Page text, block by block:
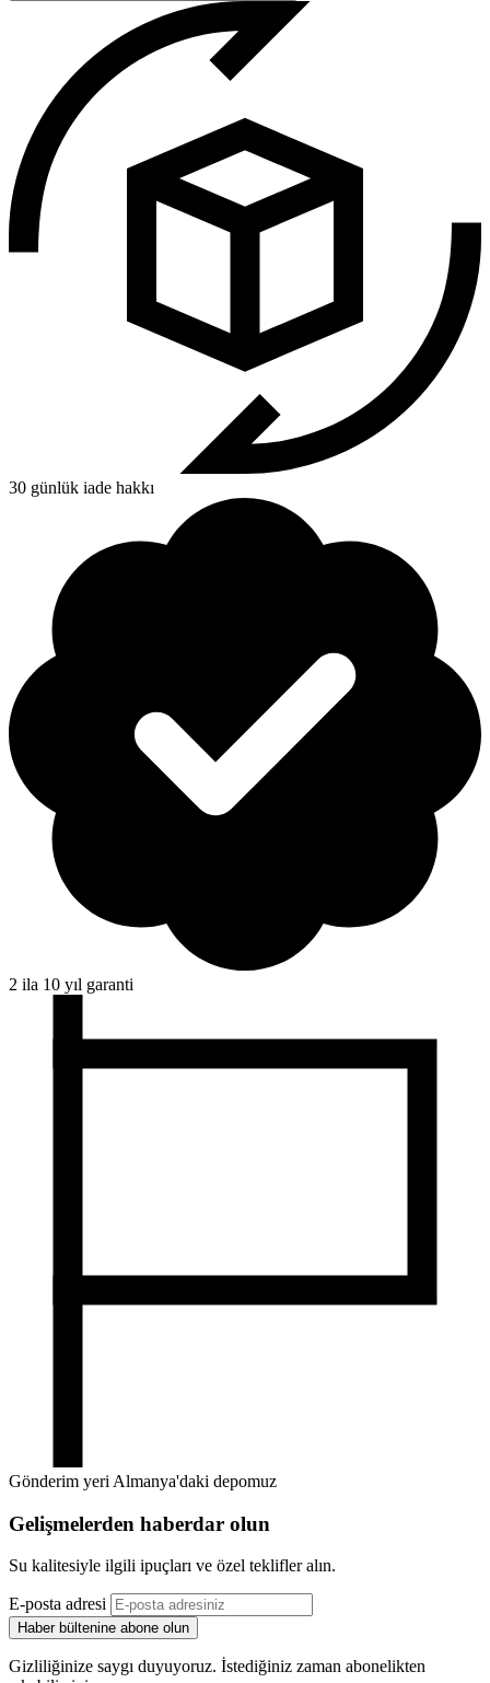
30 günlük iade hakkı
2 ila 10 yıl garanti
Gönderim yeri Almanya'daki depomuz
Gelişmelerden haberdar olun
Su kalitesiyle ilgili ipuçları ve özel teklifler alın.
E-posta adresi
Haber bültenine abone olun
Gizliliğinize saygı duyuyoruz. İstediğiniz zaman abonelikten